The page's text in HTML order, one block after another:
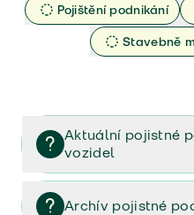
Pojištění podnikání
Stavebně
Aktuální pojistné
vozidel
Pojištění vozidel/
smlouvě (PDF)
Archív pojistné